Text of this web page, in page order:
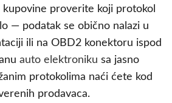
proverite koji protokol
— podatak se obično nalazi u
ili na OBD2 konektoru ispod
auto elektroniku sa jasno
protokolima naći ćete kod
prodavaca.